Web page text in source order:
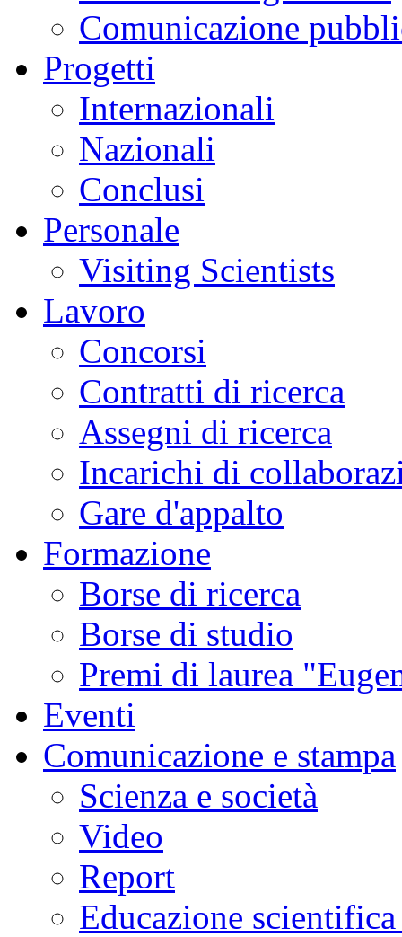
Comunicazione
Progetti
Internazionali
Nazionali
Conclusi
Personale
Visiting Scientists
Lavoro
Concorsi
Contratti di ricerca
Assegni di ricerca
Incarichi di
Gare d'appalto
Formazione
Borse di ricerca
Borse di studio
Premi di laurea
Eventi
Comunicazione e stampa
Scienza e società
Video
Report
Educazione